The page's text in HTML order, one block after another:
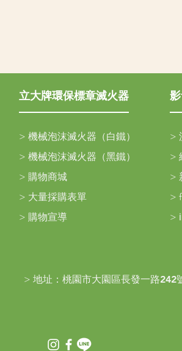
立大牌環保標章滅火器
> 機械泡沫滅火器（白鐵）
> 機械泡沫滅火器（黑鐵）
> 購物商城
> 大量採購表單
> 購物宣導
>
>
>
>
>
> 地址： 桃園市大園區長發一路242